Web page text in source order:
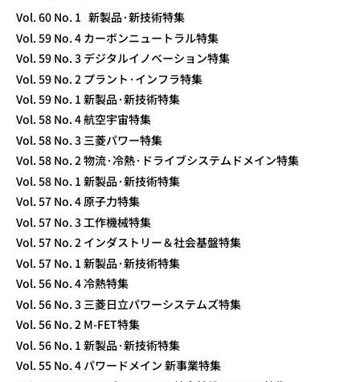
Vol. 60 No. 1 新製品·新技術特集
Vol. 59 No. 4 カーボンニュートラル特集
Vol. 59 No. 3 デジタルイノベーション特集
Vol. 59 No. 2 プラント·インフラ特集
Vol. 59 No. 1 新製品·新技術特集
Vol. 58 No. 4 航空宇宙特集
Vol. 58 No. 3 三菱パワー特集
Vol. 58 No. 2 物流·冷熱·ドライブシステムドメイン特集
Vol. 58 No. 1 新製品·新技術特集
Vol. 57 No. 4 原子力特集
Vol. 57 No. 3 工作機械特集
Vol. 57 No. 2 インダストリー＆社会基盤特集
Vol. 57 No. 1 新製品·新技術特集
Vol. 56 No. 4 冷熱特集
Vol. 56 No. 3 三菱日立パワーシステムズ特集
Vol. 56 No. 2 M-FET特集
Vol. 56 No. 1 新製品·新技術特集
Vol. 55 No. 4 パワードメイン 新事業特集